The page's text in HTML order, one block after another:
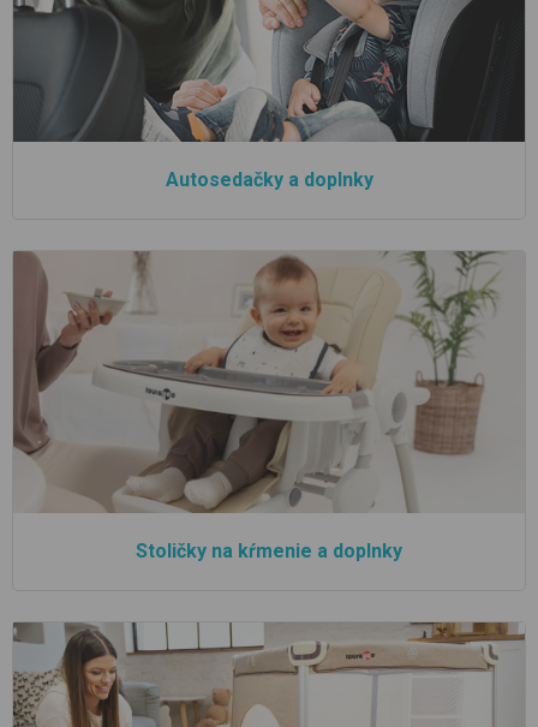
Autosedačky a doplnky
Stoličky na kŕmenie a doplnky